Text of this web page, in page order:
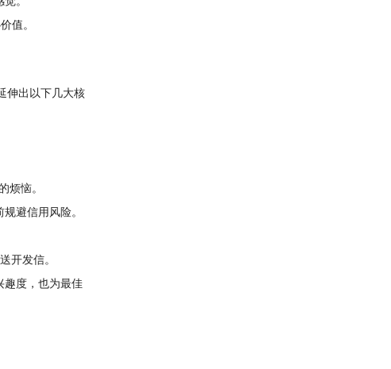
值。
伸出以下几大核
烦恼。
避信用风险。
开发信。
趣度，也为最佳